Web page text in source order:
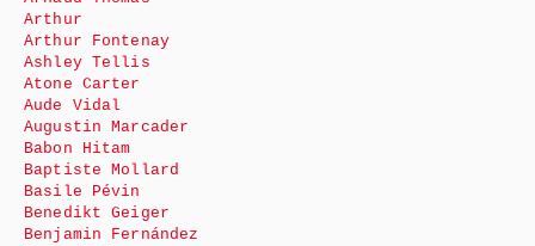
Arthur
Arthur Fontenay
Ashley Tellis
Atone Carter
Aude Vidal
Augustin Marcader
Babon Hitam
Baptiste Mollard
Basile Pévin
Benedikt Geiger
Benjamin Fernández